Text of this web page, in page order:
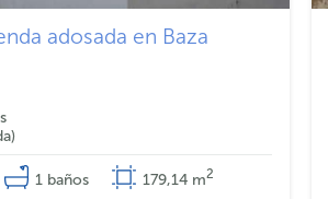
adosada en Baza
1 baños 179,14 m2